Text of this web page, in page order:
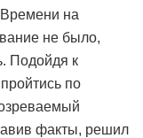
на
не было,
Подойдя к
по
факты, решил